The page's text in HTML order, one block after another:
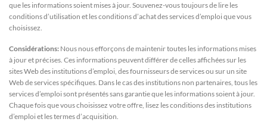
que les informations soient mises à jour. Souvenez-vous toujours de lire les
conditions d’utilisation et les conditions d’achat des services d’emploi que vous
choisissez.
Considérations: Nous nous efforçons de maintenir toutes les informations mises
à jour et précises. Ces informations peuvent différer de celles affichées sur les
sites Web des institutions d’emploi, des fournisseurs de services ou sur un site
Web de services spécifiques. Dans le cas des institutions non partenaires, tous les
services d’emploi sont présentés sans garantie que les informations soient à jour.
Chaque fois que vous choisissez votre offre, lisez les conditions des institutions
d’emploi et les termes d’acquisition.